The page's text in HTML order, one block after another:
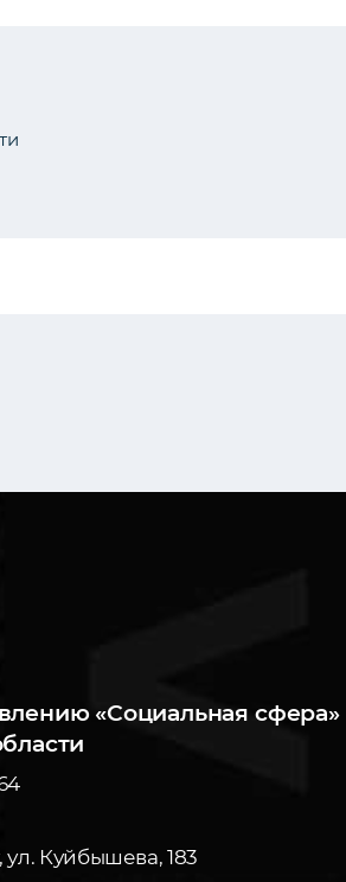
«Социальная сфера»
ул. Куйбышева, 183